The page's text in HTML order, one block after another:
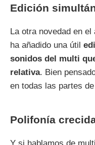
Edición
La otra novedad en
ha añadido una útil
sonidos del multi
relativa. Bien
en todas las partes
Polifonía
Y si hablamos de